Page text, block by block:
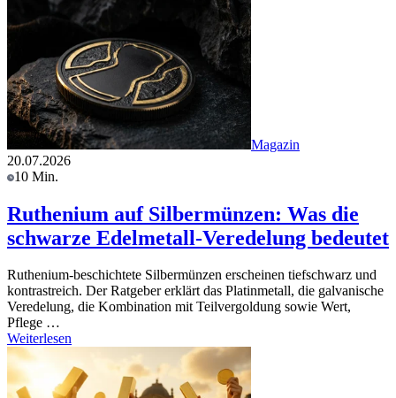
Magazin
20.07.2026
10 Min.
Ruthenium auf Silbermünzen: Was die
schwarze Edelmetall-Veredelung bedeutet
Ruthenium-beschichtete Silbermünzen erscheinen tiefschwarz und
kontrastreich. Der Ratgeber erklärt das Platinmetall, die galvanische
Veredelung, die Kombination mit Teilvergoldung sowie Wert,
Pflege …
Weiterlesen